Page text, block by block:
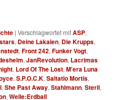
|Verschlagwortet mitASP,
, Deine Lakaien, Die Krupps,
,Front 242,Funker Vogt,
,JanRevolution, Lacrimas
, Lord Of The Lost,M'era Luna
,S.P.O.C.K,Saltatio Mortis,
,She Past Away,Stahlmann,Steril,
,Welle:Erdball